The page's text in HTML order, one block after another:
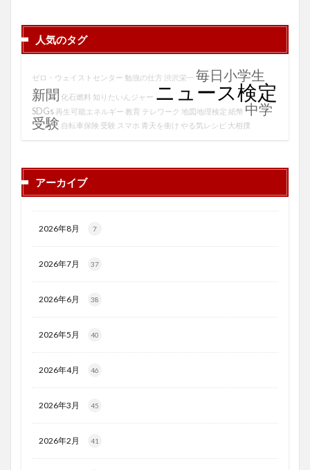
人気のタグ
ゼロ・ウェイストセンター 勉強の仕方 渋沢栄一 毎日小学生
新聞 化石燃料 知りたいんジャー ニュース検定
SDGs 再生可能エネルギー 教育 テレワーク 地図地理検定 紙幣 中学
受験 自転車保険 受験 スマホ 青天を衝け やる気レシピ 大相撲
アーカイブ
2026年8月 7
2026年7月 37
2026年6月 38
2026年5月 40
2026年4月 46
2026年3月 45
2026年2月 41